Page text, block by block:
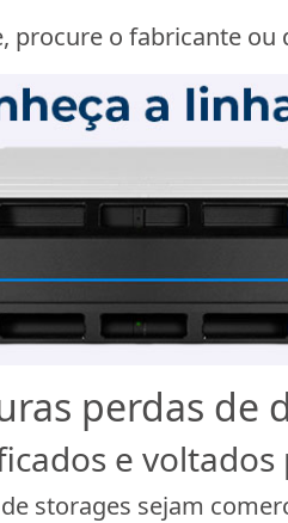
procure o fabricante
perdas de
e
storages sejam